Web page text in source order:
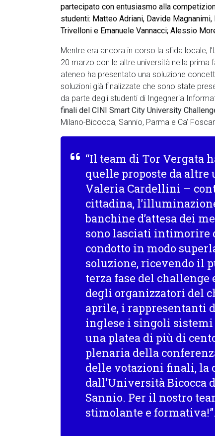
partecipato con entusiasmo alla
studenti: Matteo Adriani, Davide
Trivelloni e Emanuele Vannacci; Alessio
Mentre era ancora in corso la sfida locale,
20 marzo con le altre università nella
ateneo ha presentato una soluzione
soluzioni già finalizzate che sono state
da parte degli studenti di Ingegneria
finali del CINI Smart City University
Milano-Bicocca, Sannio, Parma e Ca’
“Il team di Tor Vergata
quelle proposte da
Valeria Cardellini –
cittadina,
banchine d’attesa dei
sono lasciati intimorire
condotto in modo
soluzione, ricevendo il
terza fase del
degli organizzatori del
aprile, i rappresentanti
inglese i singoli
una platea di più di
plenaria della
delle votazioni finali, la
dall’Università Bicocca
Sannio. Per il nostro
stimolante e